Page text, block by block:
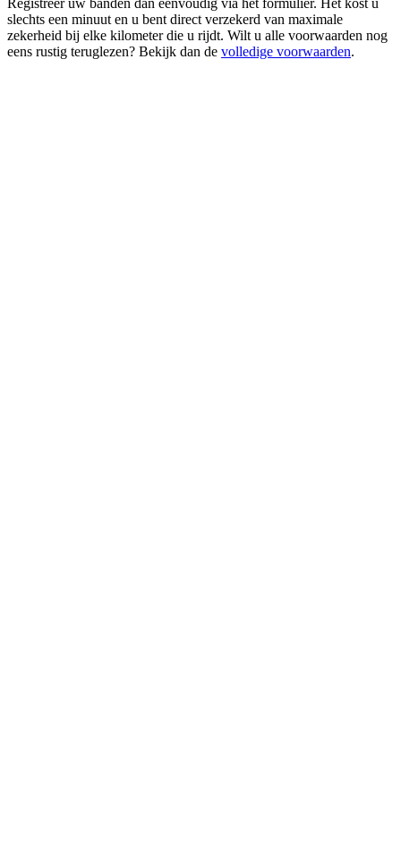
Registreer uw banden dan eenvoudig via het formulier. Het kost u
slechts een minuut en u bent direct verzekerd van maximale
zekerheid bij elke kilometer die u rijdt. Wilt u alle voorwaarden nog
eens rustig teruglezen? Bekijk dan de volledige voorwaarden.